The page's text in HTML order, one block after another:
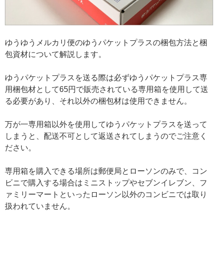
ゆうゆうメルカリ便のゆうパケットプラスの梱包方法と梱
包資材について解説します。
ゆうパケットプラスを送る際は必ずゆうパケットプラス専
用梱包材として65円で販売されている専用箱を使用して送
る必要があり、それ以外の梱包材は使用できません。
万が一専用箱以外を使用してゆうパケットプラスを送って
しまうと、配送不可として返送されてしまうのでご注意く
ださい。
専用箱を購入できる場所は郵便局とローソンのみで、コン
ビニで購入する場合はミニストップやセブンイレブン、フ
ァミリーマートといったローソン以外のコンビニでは取り
扱われていません。